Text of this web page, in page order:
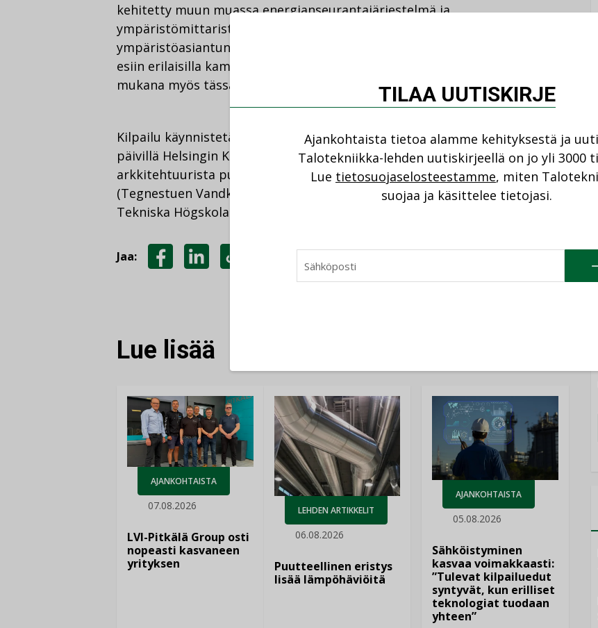
kehitetty muun muassa energianseurantajärjestelmä ja
ympäristömittaristoja, luotu vapaaehtoisten energia- ja
ympäristöasiantuntijoiden asukasverkosto ja nostettu ympäristöteemoja
esiin erilaisilla kampanjoilla. Niinpä on varsin luonnollista, että olemme
mukana myös tässä kilpailussa”, VVO:n toimitusjohtaja Olli Salakkasanoo.
Kilpailu käynnistetään tänään Huomispäivän asuminen -seminaarissa ARMI-
päivillä Helsingin Kaapelitehtaalla. Seminaarissa ekologisesta
arkkitehtuurista puhuvat muun muassa professoriJens Thomas Arnfred
(Tegnestuen Vandkunsten, Tanska) sekä professoriKai Wartiainen(Kungliga
Tekniska Högskolan, Ruotsi).
Jaa:
Lue lisää
AJANKOHTAISTA
07.08.2026
LVI-Pitkälä Group osti
nopeasti kasvaneen
yrityksen
LEHDEN ARTIKKELIT
06.08.2026
Puutteellinen eristys
lisää lämpöhäviöitä
AJANKOHTAISTA
05.08.2026
Sähköistyminen
kasvaa voimakkaasti:
”Tulevat kilpailuedut
syntyvät, kun erilliset
teknologiat tuodaan
yhteen”
TILAA UUTISKIRJE
Ajankohtaista tietoa alamme kehityksestä ja
Talotekniikka-lehden uutiskirjeellä on jo yli 3000
Lue tietosuojaselosteestamme, miten
suojaa ja käsittelee tietojasi.